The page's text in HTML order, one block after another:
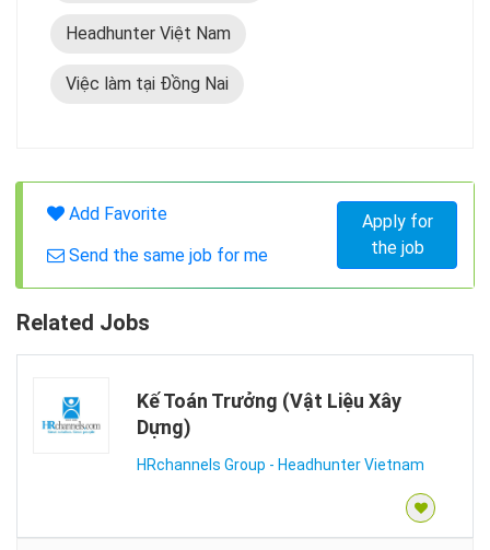
Headhunter Việt Nam
Việc làm tại Đồng Nai
Add Favorite
Send the same job for me
Apply for
the job
Related Jobs
Kế Toán Trưởng (Vật Liệu Xây
Dựng)
HRchannels Group - Headhunter Vietnam